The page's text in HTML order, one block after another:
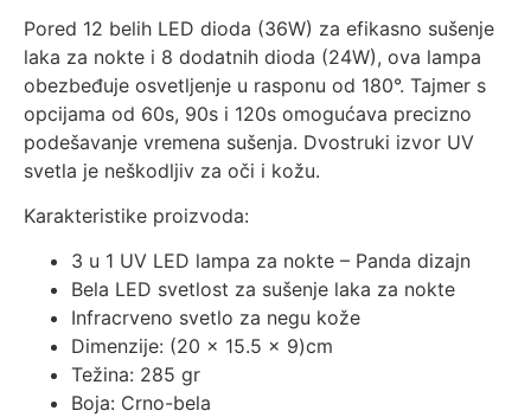
Pored 12 belih LED dioda (36W) za efikasno sušenje
laka za nokte i 8 dodatnih dioda (24W), ova lampa
obezbeđuje osvetljenje u rasponu od 180°. Tajmer s
opcijama od 60s, 90s i 120s omogućava precizno
podešavanje vremena sušenja. Dvostruki izvor UV
svetla je neškodljiv za oči i kožu.
Karakteristike proizvoda:
3 u 1 UV LED lampa za nokte – Panda dizajn
Bela LED svetlost za sušenje laka za nokte
Infracrveno svetlo za negu kože
Dimenzije: (20 x 15.5 x 9)cm
Težina: 285 gr
Boja: Crno-bela